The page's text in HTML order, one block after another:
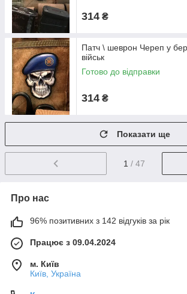
314 ₴
Патч \ шеврон Череп у
військ
Готово до відправки
314 ₴
Показати ще
1 / 47
Про нас
96% позитивних з 142 відгуків за рік
Працює з 09.04.2024
м. Київ
Київ, Україна